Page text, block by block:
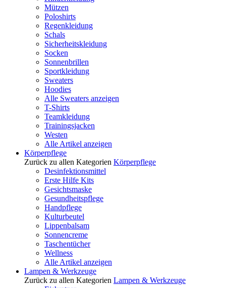
Mützen
Poloshirts
Regenkleidung
Schals
Sicherheitskleidung
Socken
Sonnenbrillen
Sportkleidung
Sweaters
Hoodies
Alle Sweaters anzeigen
T-Shirts
Teamkleidung
Trainingsjacken
Westen
Alle Artikel anzeigen
Körperpflege
Zurück zu allen Kategorien Körperpflege
Desinfektionsmittel
Erste Hilfe Kits
Gesichtsmaske
Gesundheitspflege
Handpflege
Kulturbeutel
Lippenbalsam
Sonnencreme
Taschentücher
Wellness
Alle Artikel anzeigen
Lampen & Werkzeuge
Zurück zu allen Kategorien Lampen & Werkzeuge